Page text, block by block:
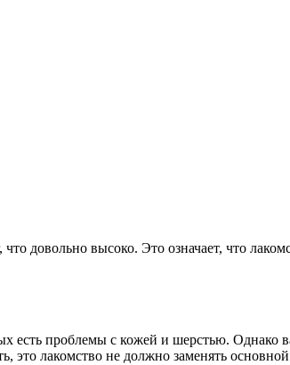
довольно высоко. Это означает, что
есть проблемы с кожей и шерстью. Однако
лакомство не должно заменять